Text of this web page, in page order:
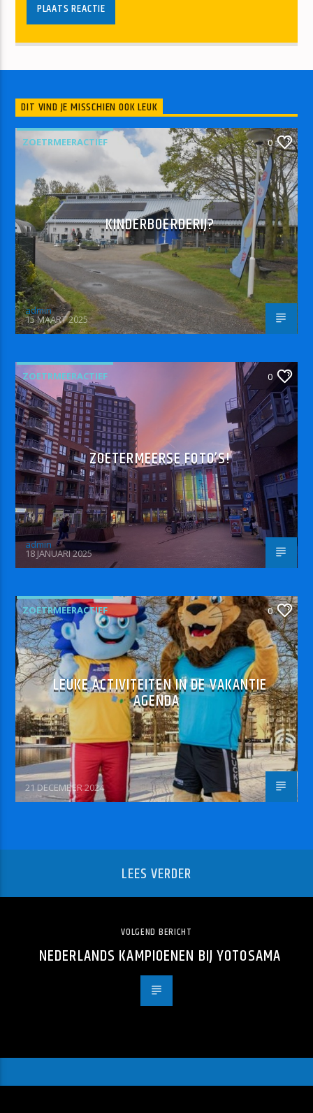
DIT VIND JE MISSCHIEN OOK LEUK
ZOETRMEERACTIEF 0
KINDERBOERDERIJ?
admin
15 MAART 2025
ZOETRMEERACTIEF 0
ZOETERMEERSE FOTO’S!
admin
18 JANUARI 2025
ZOETRMEERACTIEF 0
LEUKE ACTIVITEITEN IN DE VAKANTIE
AGENDA
21 DECEMBER 2024
LEES VERDER
VOLGEND BERICHT
NEDERLANDS KAMPIOENEN BIJ YOTOSAMA